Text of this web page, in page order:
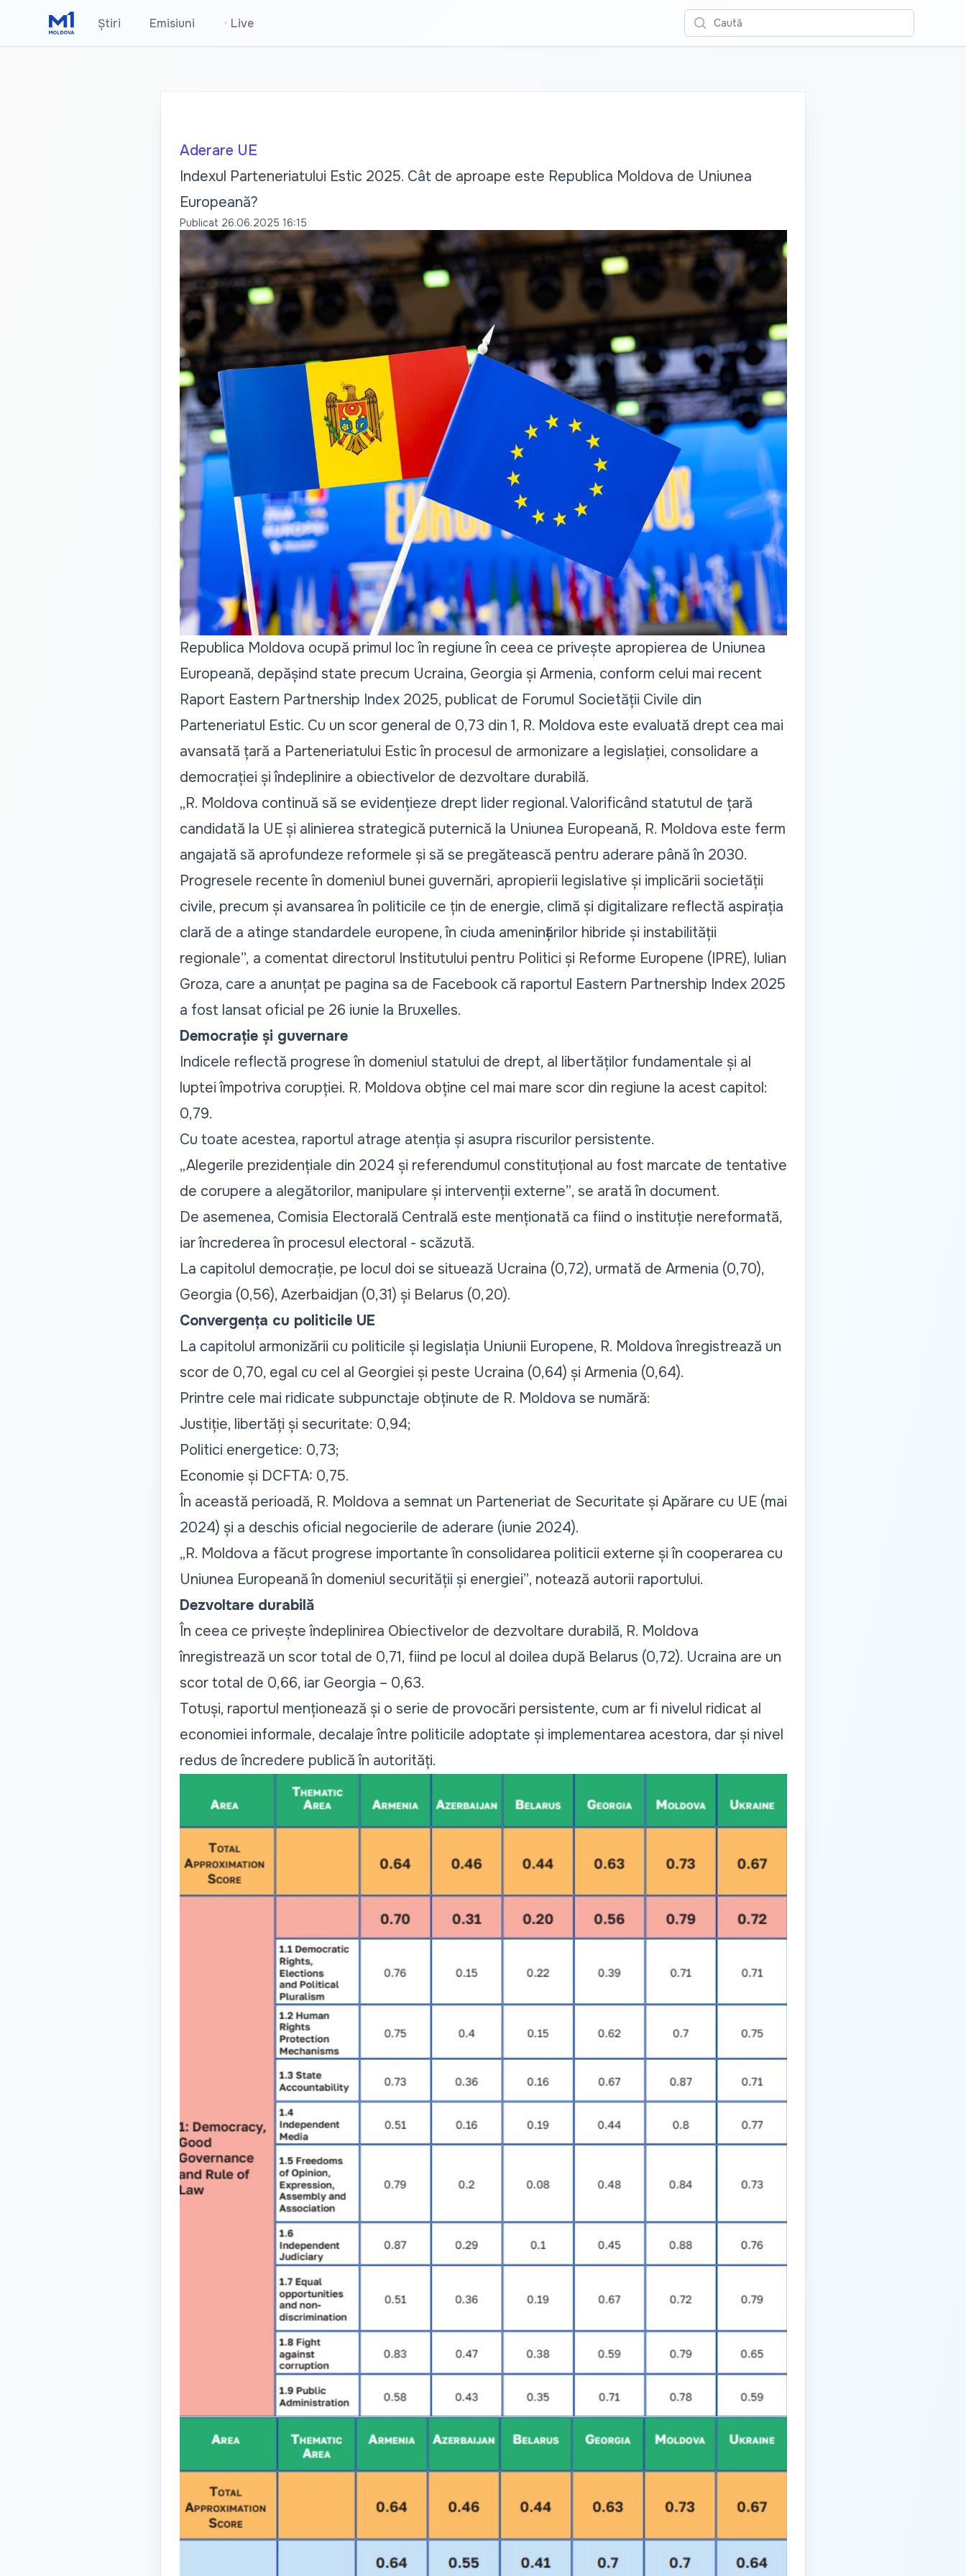
Știri Emisiuni • Live Caută
Aderare UE
Indexul Parteneriatului Estic 2025. Cât de aproape este Republica Moldova de Uniunea
Europeană?
Publicat 26.06.2025 16:15
Republica Moldova ocupă primul loc în regiune în ceea ce privește apropierea de Uniunea
Europeană, depășind state precum Ucraina, Georgia și Armenia, conform celui mai recent
Raport Eastern Partnership Index 2025,publicat de Forumul Societății Civile din
Parteneriatul Estic. Cu un scor general de 0,73 din 1, R. Moldova este evaluată drept cea mai
avansată țară a Parteneriatului Estic în procesul de armonizare a legislației, consolidare a
democrației și îndeplinire a obiectivelor de dezvoltare durabilă.
„R. Moldova continuă să se evidențieze drept lider regional. Valorificând statutul de țară
candidată la UE și alinierea strategică puternică la Uniunea Europeană, R. Moldova este ferm
angajată să aprofundeze reformele și să se pregătească pentru aderare până în 2030.
Progresele recente în domeniul bunei guvernări, apropierii legislative și implicării societății
civile, precum și avansarea în politicile ce țin de energie, climă și digitalizare reflectă aspirația
clară de a atinge standardele europene, în ciuda amenințărilor hibride și instabilității
regionale”, a comentat directorul Institutului pentru Politici și Reforme Europene (IPRE), Iulian
Groza, care a anunțat pe pagina sa de Facebook că raportul Eastern Partnership Index 2025
a fost lansat oficial pe 26 iunie la Bruxelles.
Democrație și guvernare
Indicele reflectă progrese în domeniul statului de drept, al libertăților fundamentale și al
luptei împotriva corupției. R. Moldova obține cel mai mare scor din regiune la acest capitol:
0,79.
Cu toate acestea, raportul atrage atenția și asupra riscurilor persistente.
„Alegerile prezidențiale din 2024 și referendumul constituțional au fost marcate de tentative
de corupere a alegătorilor, manipulare și intervenții externe”, se arată în document.
De asemenea, Comisia Electorală Centrală este menționată ca fiind o instituție nereformată,
iar încrederea în procesul electoral - scăzută.
La capitolul democrație, pe locul doi se situează Ucraina (0,72), urmată de Armenia (0,70),
Georgia (0,56), Azerbaidjan (0,31) și Belarus (0,20).
Convergența cu politicile UE
La capitolul armonizării cu politicile și legislația Uniunii Europene, R. Moldova înregistrează un
scor de 0,70, egal cu cel al Georgiei și peste Ucraina (0,64) și Armenia (0,64).
Printre cele mai ridicate subpunctaje obținute de R. Moldova se numără:
Justiție, libertăți și securitate: 0,94;
Politici energetice: 0,73;
Economie și DCFTA: 0,75.
În această perioadă, R. Moldova a semnat un Parteneriat de Securitate și Apărare cu UE (mai
2024) și a deschis oficial negocierile de aderare (iunie 2024).
„R. Moldova a făcut progrese importante în consolidarea politicii externe și în cooperarea cu
Uniunea Europeană în domeniul securității și energiei”, notează autorii raportului.
Dezvoltare durabilă
În ceea ce privește îndeplinirea Obiectivelor de dezvoltare durabilă, R. Moldova
înregistrează un scor total de 0,71, fiind pe locul al doilea după Belarus (0,72). Ucraina are un
scor total de 0,66, iar Georgia – 0,63.
Totuși, raportul menționează și o serie de provocări persistente, cum ar fi nivelul ridicat al
economiei informale, decalaje între politicile adoptate și implementarea acestora, dar și nivel
redus de încredere publică în autorități.